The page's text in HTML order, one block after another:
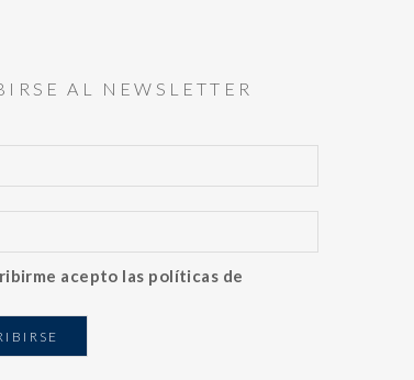
AL NEWSLETTER
acepto las políticas de